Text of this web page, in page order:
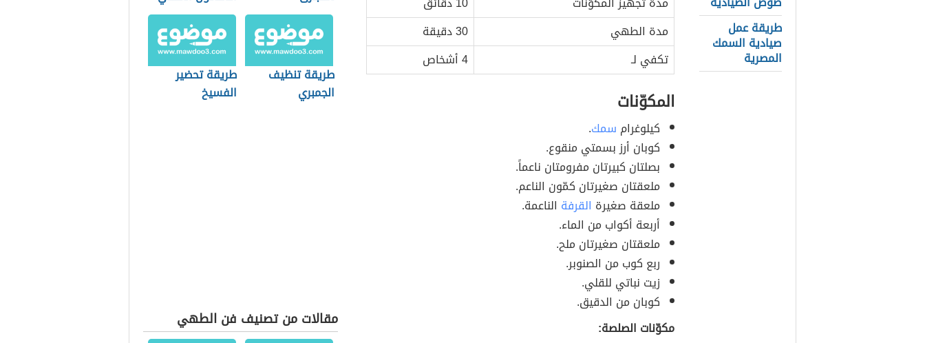
طريقة عمل
صيادية السمك
المصرية
مدة الطهي
30 دقيقة
تكفي لـ
4 أشخاص
المكوّنات
كيلوغرام سمك.
كوبان أرز بسمتي منقوع.
بصلتان كبيرتان مفرومتان ناعماً.
ملعقتان صغيرتان كمّون الناعم.
ملعقة صغيرة القرفة الناعمة.
أربعة أكواب من الماء.
ملعقتان صغيرتان ملح.
ربع كوب من الصنوبر.
زيت نباتي للقلي.
كوبان من الدقيق.
مكوّنات الصلصة:
طريقة تنظيف
الجمبري
طريقة تحضير
الفسيخ
مقالات من تصنيف فن الطهي